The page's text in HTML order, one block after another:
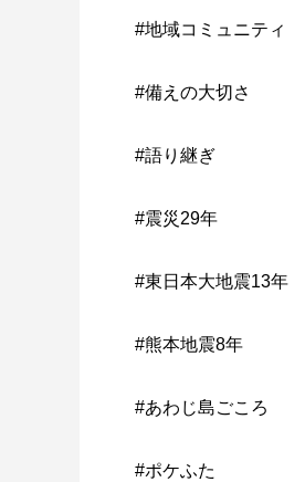
#地域コミュニティ
#備えの大切さ
#語り継ぎ
#震災29年
#東日本大地震13年
#熊本地震8年
#あわじ島ごころ
#ポケふた